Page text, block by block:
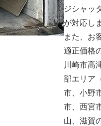
ジシャッ
が対応し
また、お
適正価格
川崎市高
部エリア
市、小野
市、西宮
山、滋賀